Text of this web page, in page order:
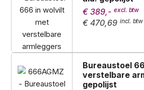
€ 389,-
€ 470,69
Bureaustoel
verstelbare
gepolijst